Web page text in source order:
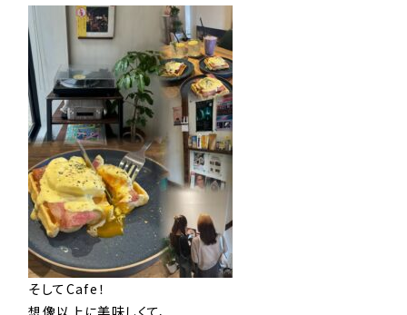
そしてCafe！
想像以上に美味しくて、